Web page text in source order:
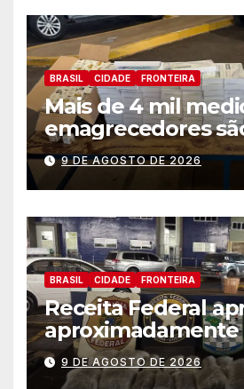
BRASIL CIDADE FRONTEIRA
Mais de 4 mil
emagrecedores
apreendidos pela
Federal
9 DE AGOSTO DE 2026
BRASIL CIDADE FRONTEIRA
Receita Federal
aproximadamente
substância
capulho
9 DE AGOSTO DE 2026